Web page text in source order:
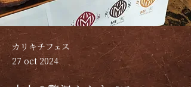
カリキチフェス
27 oct 2024